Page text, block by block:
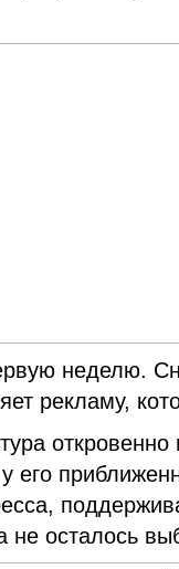
неделю.
рекламу,
его
не осталось